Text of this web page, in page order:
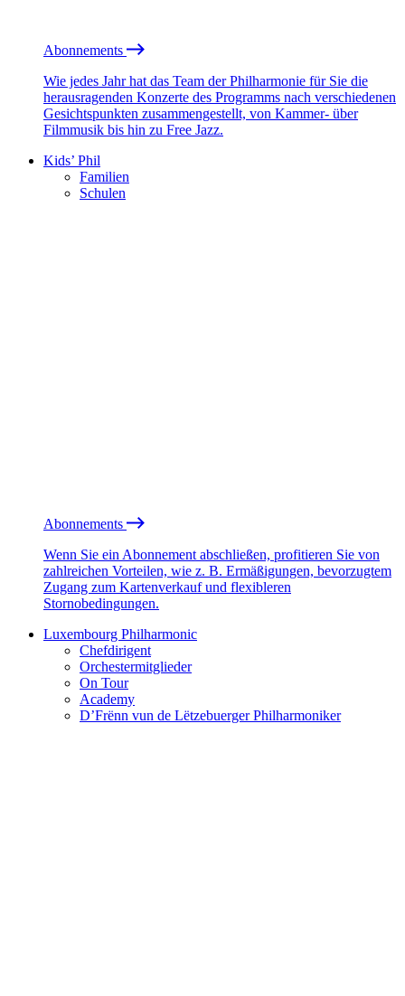
Abonnements
Wie jedes Jahr hat das Team der Philharmonie für Sie die
herausragenden Konzerte des Programms nach verschiedenen
Gesichtspunkten zusammengestellt, von Kammer- über
Filmmusik bis hin zu Free Jazz.
Kids’ Phil
Familien
Schulen
Abonnements
Wenn Sie ein Abonnement abschließen, profitieren Sie von
zahlreichen Vorteilen, wie z. B. Ermäßigungen, bevorzugtem
Zugang zum Kartenverkauf und flexibleren
Stornobedingungen.
Luxembourg Philharmonic
Chefdirigent
Orchestermitglieder
On Tour
Academy
D’Frënn vun de Lëtzebuerger Philharmoniker